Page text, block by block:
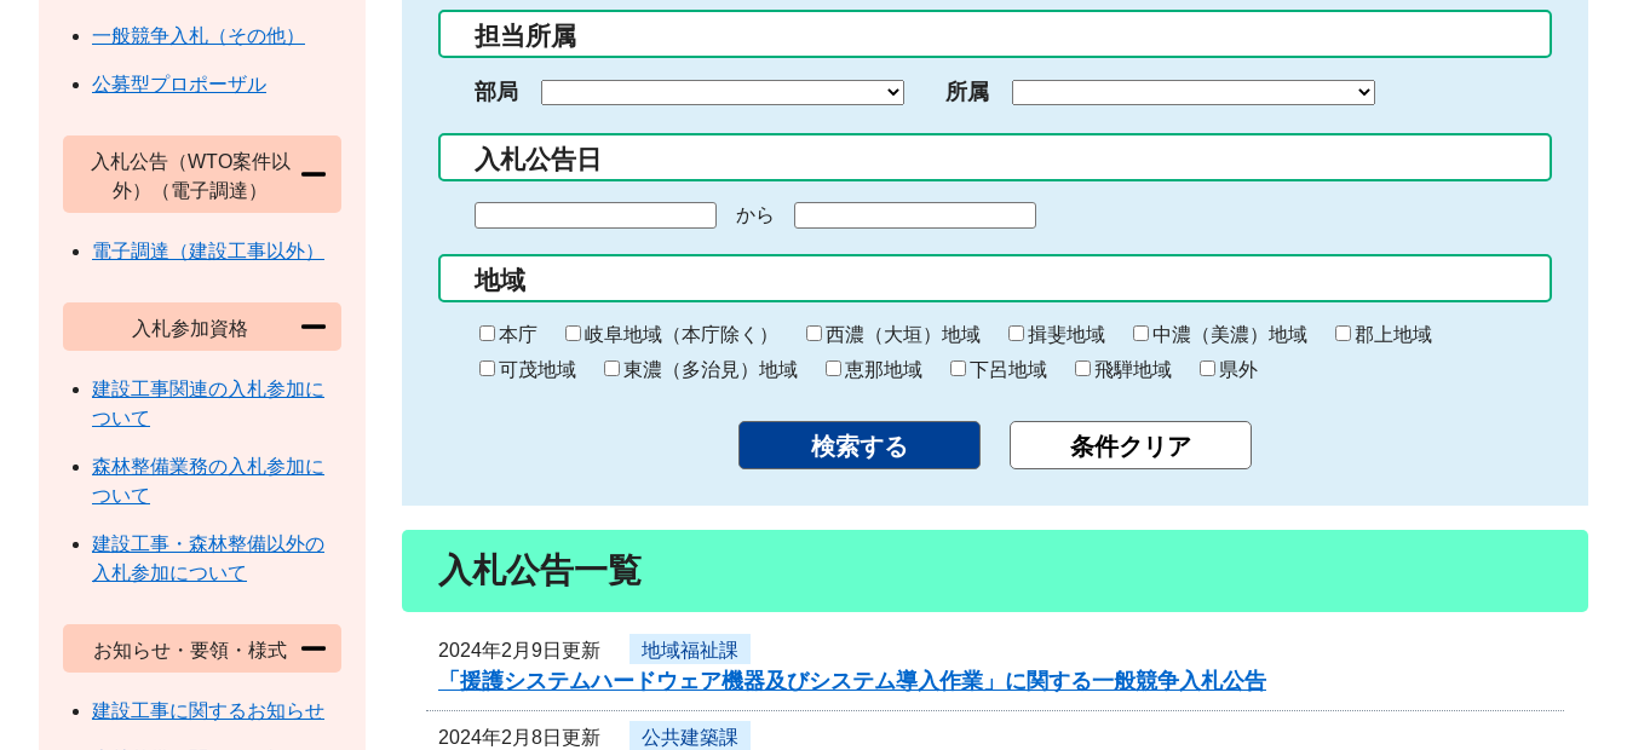
ー
入
力
担当所属
部局 所属
入札公告日
の
始
ま
り
から
終
わ
り
地域
本庁 岐阜地域（本庁除く） 西濃（大垣）地域 揖斐地域 中濃（美濃）地域
郡上地域
可茂地域
東濃（多治見）地域 恵那地域 下呂地域 飛騨地域 県外
入札公告一覧
2024年2月9日更新 地域福祉課
「援護システムハードウェア機器及びシステム導入作業」に関する一般競争入札公告
2024年2月8日更新 公共建築課
一般競争入札（その他）
公募型プロポーザル
入札公告（WTO案件以
外）（電子調達）
電子調達（建設工事以外）
入札参加資格
建設工事関連の入札参加に
ついて
森林整備業務の入札参加に
ついて
建設工事・森林整備以外の
入札参加について
お知らせ・要領・様式
建設工事に関するお知らせ